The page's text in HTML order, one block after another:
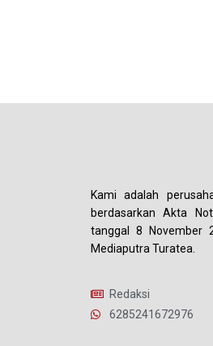
Kami adalah
berdasarkan Akta
tanggal 8 November
Mediaputra Turatea.
Redaksi
6285241672976